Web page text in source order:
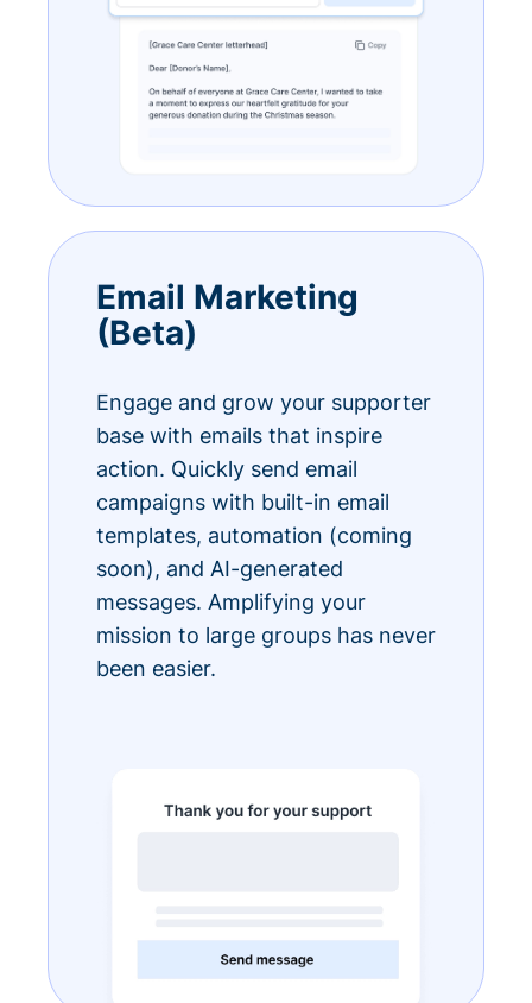
Email Marketing
(Beta)
Engage and grow your supporter
base with emails that inspire
action. Quickly send email
campaigns with built-in email
templates, automation (coming
soon), and AI-generated
messages. Amplifying your
mission to large groups has never
been easier.